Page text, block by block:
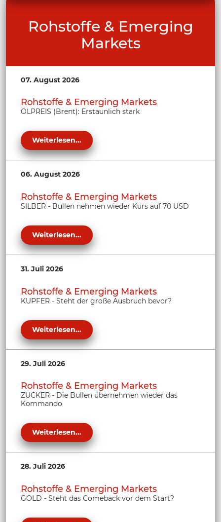
Rohstoffe & Emerging
Markets
07. August 2026
Rohstoffe & Emerging Markets
ÖLPREIS (Brent): Erstaunlich stark
Weiterlesen...
06. August 2026
Rohstoffe & Emerging Markets
SILBER - Bullen nehmen wieder Kurs auf 70 USD
Weiterlesen...
31. Juli 2026
Rohstoffe & Emerging Markets
KUPFER - Steht der große Ausbruch bevor?
Weiterlesen...
29. Juli 2026
Rohstoffe & Emerging Markets
ZUCKER - Die Bullen übernehmen wieder das
Kommando
Weiterlesen...
28. Juli 2026
Rohstoffe & Emerging Markets
GOLD - Steht das Comeback vor dem Start?